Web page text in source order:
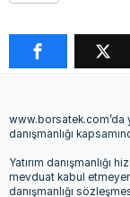
www.borsatek.com’da
danışmanlığı
Yatırım danışmanlığı
mevduat kabul
danışmanlığı